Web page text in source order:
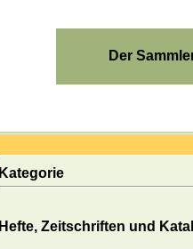
Der
Kategorie
Hefte, Zeitschriften und